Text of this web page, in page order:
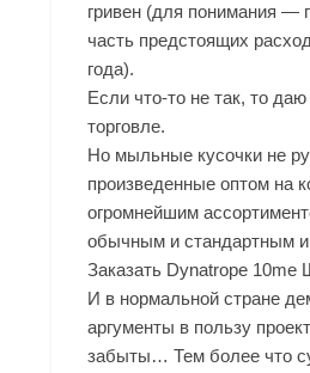
гривен (для понимания —
часть предстоящих
года).
Если что-то не так, то
торговле.
Но мыльные кусочки не
произведенные оптом на
огромнейшим
обычным и стандартным
Заказать Dynatrope 10me
И в нормальной стране
аргументы в пользу
забыты… Тем более что